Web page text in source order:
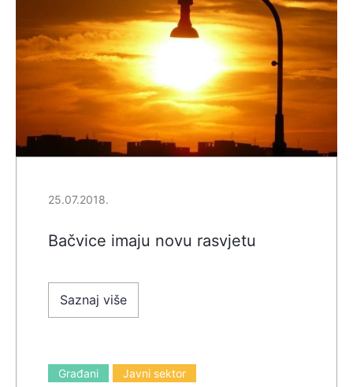
25.07.2018.
Bačvice imaju novu rasvjetu
Saznaj više
Građani
Javni sektor